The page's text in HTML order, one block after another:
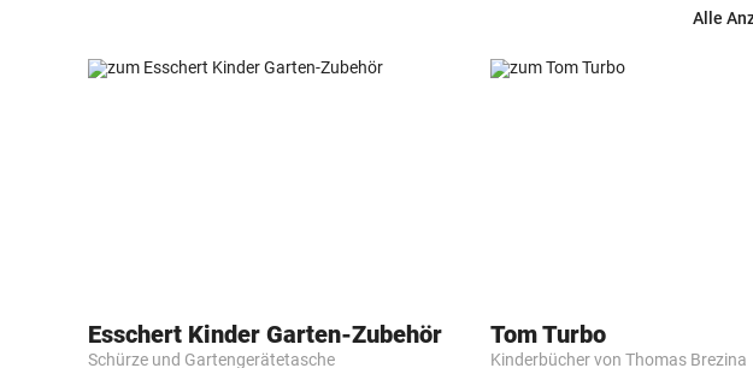
Alle
Esschert Kinder Garten-Zubehör
Schürze und Gartengerätetasche
Tom Turbo
Kinderbücher von Thomas Brezina